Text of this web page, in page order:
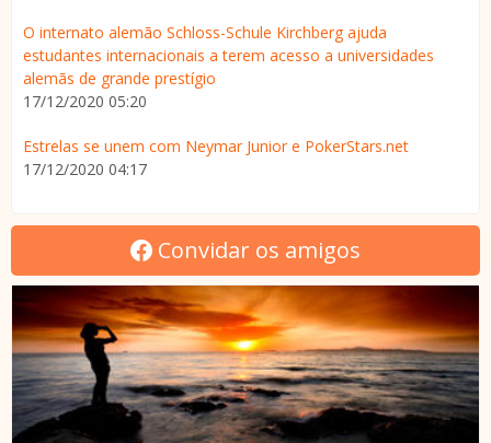
O internato alemão Schloss-Schule Kirchberg ajuda
estudantes internacionais a terem acesso a universidades
alemãs de grande prestígio
17/12/2020 05:20
Estrelas se unem com Neymar Junior e PokerStars.net
17/12/2020 04:17
Convidar os amigos